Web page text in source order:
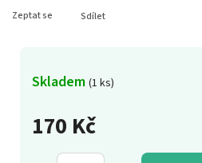
170 Kč
Skladem (1 ks)
Zeptat se Sdílet